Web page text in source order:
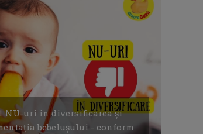
NU-uri in diversificarea și
bebelușului - conform